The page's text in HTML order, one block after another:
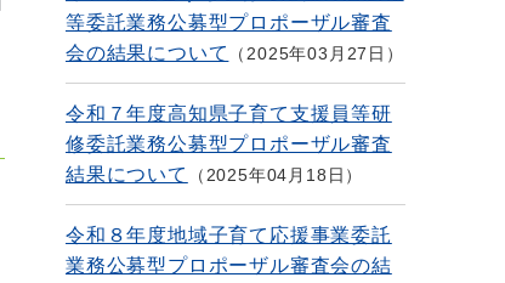
等委託業務公募型プロポーザル審査
会の結果について
2025年03月27日
令和７年度高知県子育て支援員等研
修委託業務公募型プロポーザル審査
結果について
2025年04月18日
令和８年度地域子育て応援事業委託
業務公募型プロポーザル審査会の結